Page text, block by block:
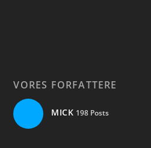
VORES FORFATTERE
MICK 198 Posts